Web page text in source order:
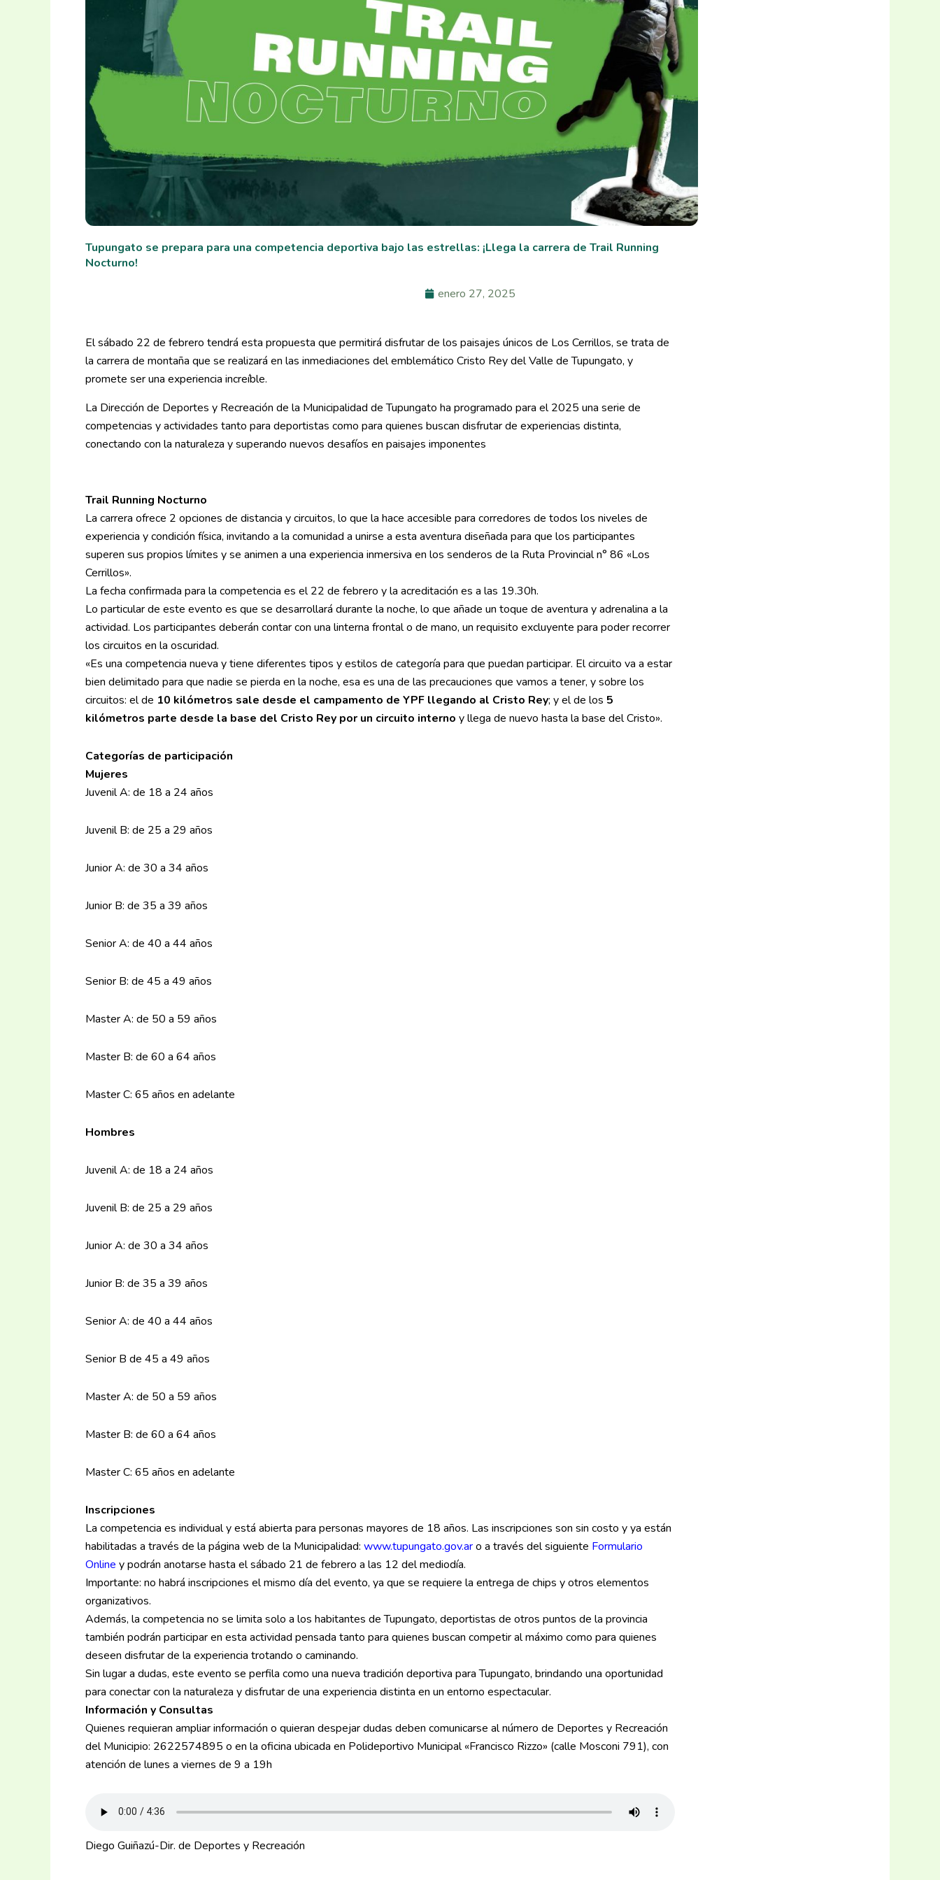
Tupungato se prepara para una competencia deportiva bajo las estrellas: ¡Llega la carrera de Trail Running
Nocturno!
enero 27, 2025
El sábado 22 de febrero tendrá esta propuesta que permitirá disfrutar de los paisajes únicos de Los Cerrillos, se trata de
la carrera de montaña que se realizará en las inmediaciones del emblemático Cristo Rey del Valle de Tupungato, y
promete ser una experiencia increíble.
La Dirección de Deportes y Recreación de la Municipalidad de Tupungato ha programado para el 2025 una serie de
competencias y actividades tanto para deportistas como para quienes buscan disfrutar de experiencias distinta,
conectando con la naturaleza y superando nuevos desafíos en paisajes imponentes
Trail Running Nocturno
La carrera ofrece 2 opciones de distancia y circuitos, lo que la hace accesible para corredores de todos los niveles de
experiencia y condición física, invitando a la comunidad a unirse a esta aventura diseñada para que los participantes
superen sus propios límites y se animen a una experiencia inmersiva en los senderos de la Ruta Provincial n° 86 «Los
Cerrillos».
La fecha confirmada para la competencia es el 22 de febrero y la acreditación es a las 19.30h.
Lo particular de este evento es que se desarrollará durante la noche, lo que añade un toque de aventura y adrenalina a la
actividad. Los participantes deberán contar con una linterna frontal o de mano, un requisito excluyente para poder recorrer
los circuitos en la oscuridad.
«Es una competencia nueva y tiene diferentes tipos y estilos de categoría para que puedan participar. El circuito va a estar
bien delimitado para que nadie se pierda en la noche, esa es una de las precauciones que vamos a tener, y sobre los
circuitos: el de 10 kilómetros sale desde el campamento de YPF llegando al Cristo Rey; y el de los 5
kilómetros parte desde la base del Cristo Rey por un circuito interno y llega de nuevo hasta la base del Cristo».
Categorías de participación
Mujeres
Juvenil A: de 18 a 24 años
Juvenil B: de 25 a 29 años
Junior A: de 30 a 34 años
Junior B: de 35 a 39 años
Senior A: de 40 a 44 años
Senior B: de 45 a 49 años
Master A: de 50 a 59 años
Master B: de 60 a 64 años
Master C: 65 años en adelante
Hombres
Juvenil A: de 18 a 24 años
Juvenil B: de 25 a 29 años
Junior A: de 30 a 34 años
Junior B: de 35 a 39 años
Senior A: de 40 a 44 años
Senior B de 45 a 49 años
Master A: de 50 a 59 años
Master B: de 60 a 64 años
Master C: 65 años en adelante
Inscripciones
La competencia es individual y está abierta para personas mayores de 18 años. Las inscripciones son sin costo y ya están
habilitadas a través de la página web de la Municipalidad: www.tupungato.gov.aro a través del siguiente Formulario
Online y podrán anotarse hasta el sábado 21 de febrero a las 12 del mediodía.
Importante: no habrá inscripciones el mismo día del evento, ya que se requiere la entrega de chips y otros elementos
organizativos.
Además, la competencia no se limita solo a los habitantes de Tupungato, deportistas de otros puntos de la provincia
también podrán participar en esta actividad pensada tanto para quienes buscan competir al máximo como para quienes
deseen disfrutar de la experiencia trotando o caminando.
Sin lugar a dudas, este evento se perfila como una nueva tradición deportiva para Tupungato, brindando una oportunidad
para conectar con la naturaleza y disfrutar de una experiencia distinta en un entorno espectacular.
Información y Consultas
Quienes requieran ampliar información o quieran despejar dudas deben comunicarse al número de Deportes y Recreación
del Municipio: 2622574895 o en la oficina ubicada en Polideportivo Municipal «Francisco Rizzo» (calle Mosconi 791), con
atención de lunes a viernes de 9 a 19h
Diego Guiñazú-Dir. de Deportes y Recreación